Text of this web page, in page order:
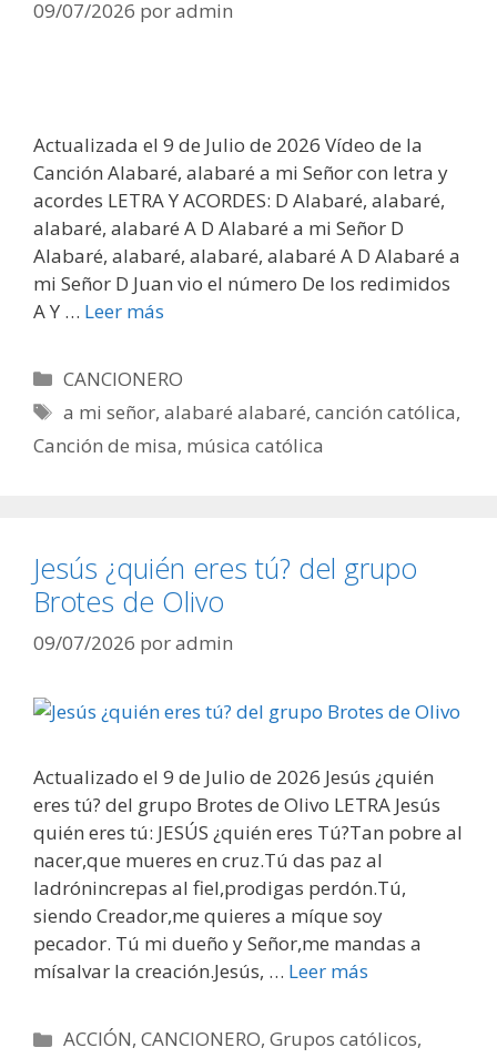
09/07/2026 poradmin
Actualizada el 9 de Julio de 2026 Vídeo de la
Canción Alabaré, alabaré a mi Señor con letra y
acordes LETRA Y ACORDES: D Alabaré, alabaré,
alabaré, alabaré A D Alabaré a mi Señor D
Alabaré, alabaré, alabaré, alabaré A D Alabaré a
mi Señor D Juan vio el número De los redimidos
A Y … Leer más
Categorías
CANCIONERO
Etiquetas
a mi señor,alabaré alabaré,canción católica,
Canción de misa, música católica
Jesús ¿quién eres tú? del grupo
Brotes de Olivo
09/07/2026 poradmin
Actualizado el 9 de Julio de 2026 Jesús ¿quién
eres tú? del grupo Brotes de Olivo LETRA Jesús
quién eres tú: JESÚS ¿quién eres Tú?Tan pobre al
nacer,que mueres en cruz.Tú das paz al
ladrónincrepas al fiel,prodigas perdón.Tú,
siendo Creador,me quieres a míque soy
pecador. Tú mi dueño y Señor,me mandas a
mísalvar la creación.Jesús, … Leer más
Categorías
ACCIÓN,CANCIONERO,Grupos católicos,